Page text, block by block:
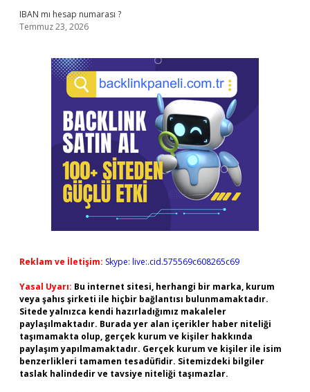
IBAN mı hesap numarası ?
Temmuz 23, 2026
Reklam ve İletişim: Skype: live:.cid.575569c608265c69
Yasal Uyarı: Bu internet sitesi, herhangi bir marka, kurum
veya şahıs şirketi ile hiçbir bağlantısı bulunmamaktadır.
Sitede yalnızca kendi hazırladığımız makaleler
paylaşılmaktadır. Burada yer alan içerikler haber niteliği
taşımamakta olup, gerçek kurum ve kişiler hakkında
paylaşım yapılmamaktadır. Gerçek kurum ve kişiler ile isim
benzerlikleri tamamen tesadüfidir. Sitemizdeki bilgiler
taslak halindedir ve tavsiye niteliği taşımazlar.